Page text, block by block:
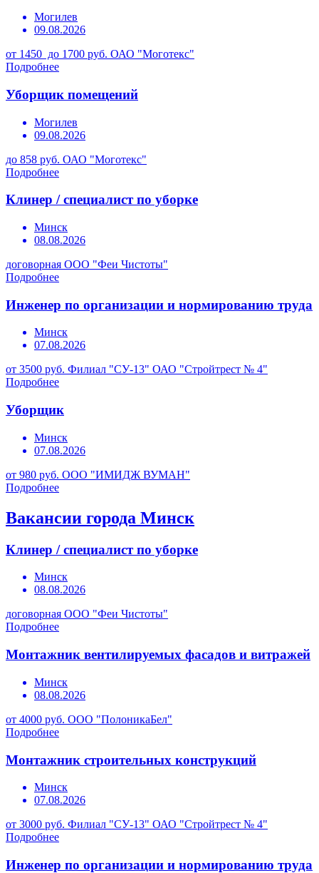
Могилев
09.08.2026
от 1450 до 1700 руб. ОАО "Моготекс"
Подробнее
Уборщик помещений
Могилев
09.08.2026
до 858 руб. ОАО "Моготекс"
Подробнее
Клинер / специалист по уборке
Минск
08.08.2026
договорная ООО "Феи Чистоты"
Подробнее
Инженер по организации и нормированию труда
Минск
07.08.2026
от 3500 руб. Филиал "СУ-13" ОАО "Стройтрест № 4"
Подробнее
Уборщик
Минск
07.08.2026
от 980 руб. ООО "ИМИДЖ ВУМАН"
Подробнее
Вакансии города Минск
Клинер / специалист по уборке
Минск
08.08.2026
договорная ООО "Феи Чистоты"
Подробнее
Монтажник вентилируемых фасадов и витражей
Минск
08.08.2026
от 4000 руб. ООО "ПолоникаБел"
Подробнее
Монтажник строительных конструкций
Минск
07.08.2026
от 3000 руб. Филиал "СУ-13" ОАО "Стройтрест № 4"
Подробнее
Инженер по организации и нормированию труда